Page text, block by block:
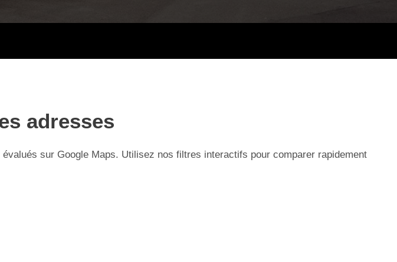
adresses
sur Google Maps. Utilisez nos filtres interactifs pour comparer rapidement